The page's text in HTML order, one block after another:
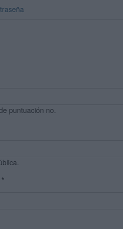
puntuación no.
*